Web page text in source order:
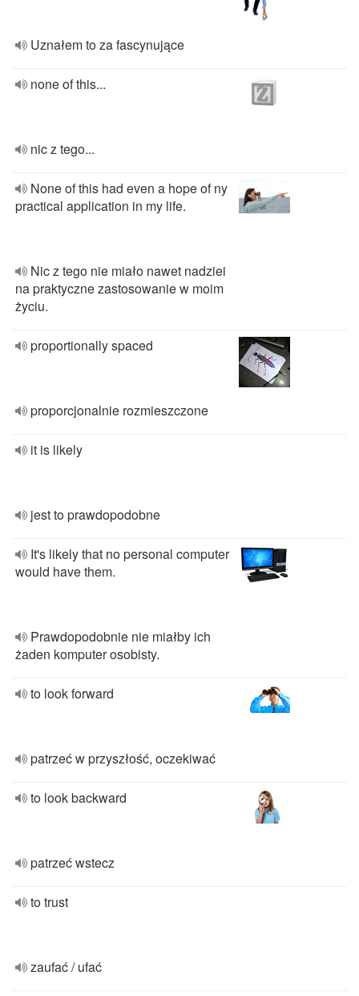
Uznałem to za fascynujące
none of this...
nic z tego...
None of this had even a hope of ny
practical application in my life.
Nic z tego nie miało nawet nadziei
na praktyczne zastosowanie w moim
życiu.
proportionally spaced
proporcjonalnie rozmieszczone
it is likely
jest to prawdopodobne
It's likely that no personal computer
would have them.
Prawdopodobnie nie miałby ich
żaden komputer osobisty.
to look forward
patrzeć w przyszłość, oczekiwać
to look backward
patrzeć wstecz
to trust
zaufać / ufać